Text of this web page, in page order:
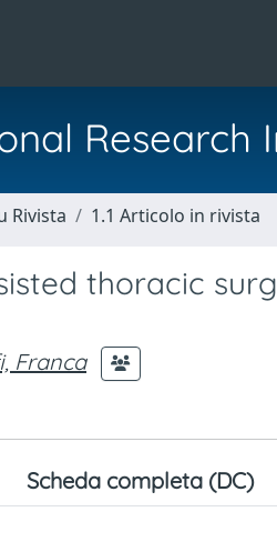
Research
Rivista 1.1 Articolo in rivista
thoracic
Franca
Scheda completa (DC)